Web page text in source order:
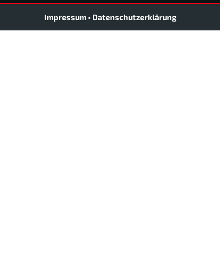
Impressum • Datenschutzerklärung